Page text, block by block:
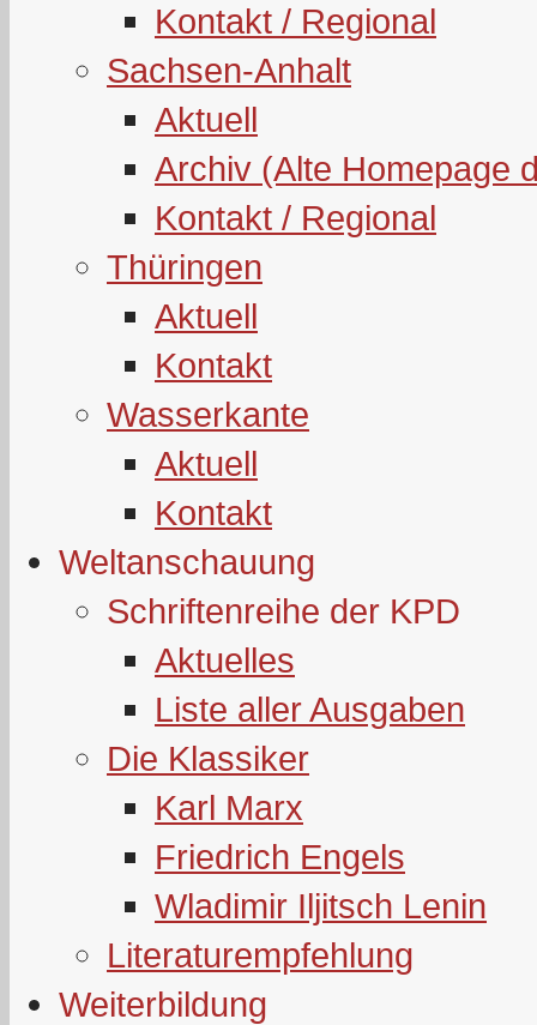
Kontakt / Regional
Sachsen-Anhalt
Aktuell
Archiv (Alte Homepage
Kontakt / Regional
Thüringen
Aktuell
Kontakt
Wasserkante
Aktuell
Kontakt
Weltanschauung
Schriftenreihe der KPD
Aktuelles
Liste aller Ausgaben
Die Klassiker
Karl Marx
Friedrich Engels
Wladimir Iljitsch Lenin
Literaturempfehlung
Weiterbildung